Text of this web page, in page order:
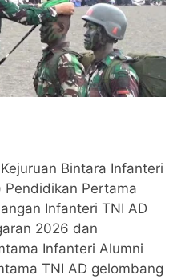
Bintara Infanteri
Pertama
Infanteri TNI AD
2026 dan
Infanteri Alumni
TNI AD gelombang